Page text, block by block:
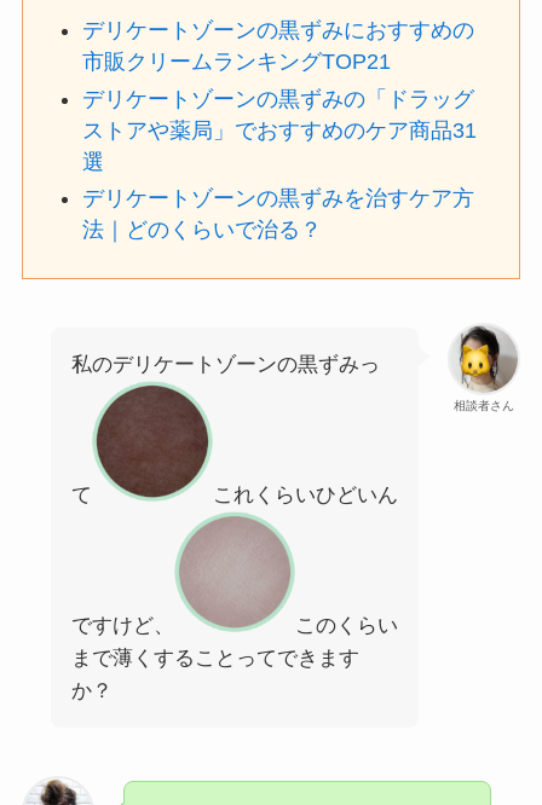
デリケートゾーンの黒ずみにおすすめの
市販クリームランキングTOP21
デリケートゾーンの黒ずみの「ドラッグ
ストアや薬局」でおすすめのケア商品31
選
デリケートゾーンの黒ずみを治すケア方
法｜どのくらいで治る？
相談者さん
私のデリケートゾーンの黒ずみっ
て これくらいひどいん
ですけど、
このくらい
まで薄くすることってできます
か？